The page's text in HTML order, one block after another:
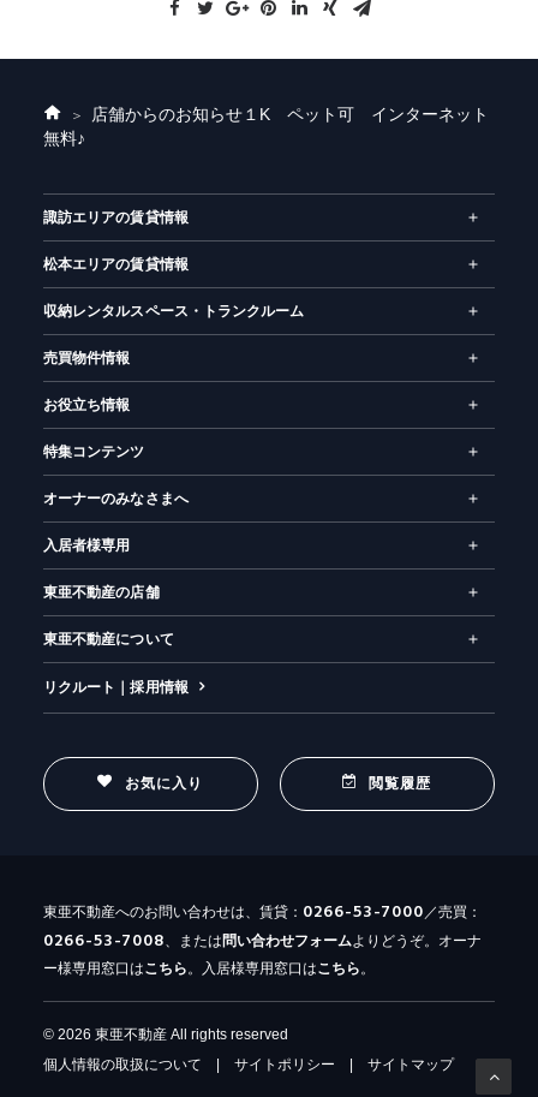
ホ
ー
店舗からのお知らせ１K ペット可 インターネット
無料♪
諏訪エリアの賃貸情報
松本エリアの賃貸情報
収納レンタルスペース・トランクルーム
売買物件情報
お役立ち情報
特集コンテンツ
オーナーのみなさまへ
入居者様専用
東亜不動産の店舗
東亜不動産について
リクルート｜採用情報
お気に入り 閲覧履歴
東亜不動産へのお問い合わせは、賃貸： 0266-53-7000／売買：
0266-53-7008、または 問い合わせフォームよりどうぞ。オーナ
ー様専用窓口はこちら。入居様専用窓口はこちら。
© 2026 東亜不動産 All rights reserved
個人情報の取扱について
サイトポリシー サイトマップ